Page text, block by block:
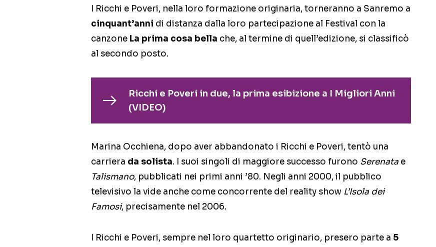
I Ricchi e Poveri, nella loro formazione originaria, torneranno a Sanremo a
cinquant’anni di distanza dalla loro partecipazione al Festival con la
canzone La prima cosa bella che, al termine di quell’edizione, si classificò
al secondo posto.
Ricchi e Poveri in due, la prima esibizione a I Migliori Anni
(VIDEO)
Marina Occhiena, dopo aver abbandonato i Ricchi e Poveri, tentò una
carriera da solista. I suoi singoli di maggiore successo furono Serenata e
Talismano, pubblicati nei primi anni ’80. Negli anni 2000, il pubblico
televisivo la vide anche come concorrente del reality show L’Isola dei
Famosi, precisamente nel 2006.
I Ricchi e Poveri, sempre nel loro quartetto originario, presero parte a 5